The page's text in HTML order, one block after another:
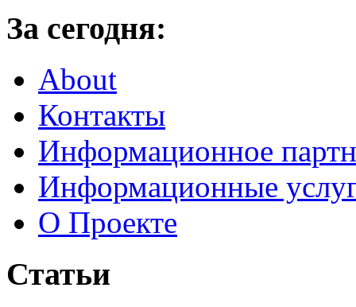
За сегодня:
About
Контакты
Информационное
Информационные
О Проекте
Статьи